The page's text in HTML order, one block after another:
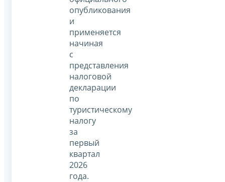
опубликования
и
применяется
начиная
с
представления
налоговой
декларации
по
туристическому
налогу
за
первый
квартал
2026
года.